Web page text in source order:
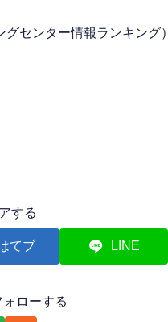
グセンター情報ランキング）
する
てブ LINE
ローする